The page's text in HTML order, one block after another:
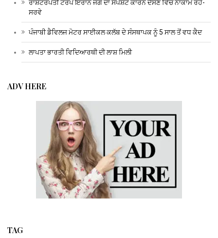
ਰਾਸ਼ਟਰਪਤੀ ਟਰੰਪ ਇਰਾਨ ਜੰਗ ਦਾ ਸਪੱਸ਼ਟ ਕਾਰਨ ਦੱਸਣ ਵਿੱਚ ਨਾਕਾਮ ਰਹੇ-
ਸਰਵੇ
ਪੰਜਾਬੀ ਡੈਵਿਲਜ ਮੋਟਰ ਸਾਈਕਲ ਕਲੱਬ ਦੇ ਸੰਸਥਾਪਕ ਨੂੰ 5 ਸਾਲ ਤੋਂ ਵਧ ਕੈਦ
ਲਾਪਤਾ ਭਾਰਤੀ ਵਿਦਿਆਰਥੀ ਦੀ ਲਾਸ਼ ਮਿਲੀ
ADV HERE
TAG